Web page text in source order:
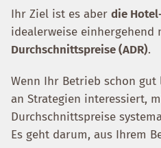
Ihr Ziel ist es aber die
idealerweise einhergehend
Durchschnittspreise (ADR).
Wenn Ihr Betrieb schon
an Strategien interessiert,
Durchschnittspreise
Es geht darum, aus Ihrem